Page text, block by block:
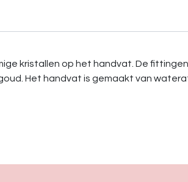
kristallen op het handvat. De
Het handvat is gemaakt van